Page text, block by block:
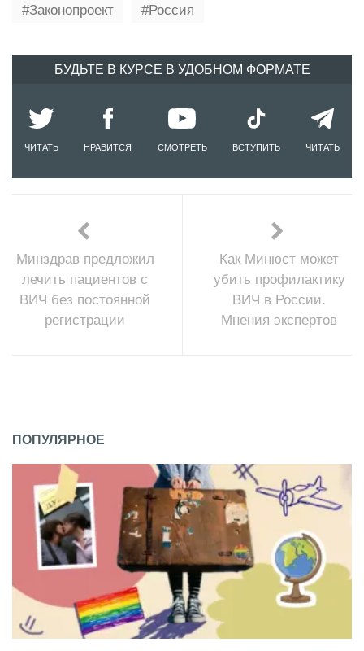
Законопроект Россия
БУДЬТЕ В КУРСЕ В УДОБНОМ ФОРМАТЕ
ЧИТАТЬ НРАВИТСЯ СМОТРЕТЬ ВСТУПИТЬ ЧИТАТЬ
Минздрав предложил
лечить пациентов с
ВИЧ без постоянной
регистрации
Как Минюст может
убить профилактику
ВИЧ в России.
Мнения экспертов
ПОПУЛЯРНОЕ